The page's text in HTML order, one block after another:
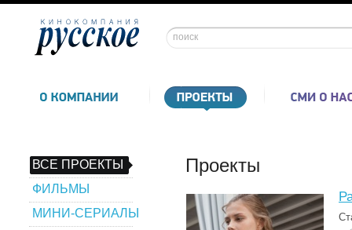
ВСЕ ПРОЕКТЫ
ФИЛЬМЫ
МИНИ-СЕРИАЛЫ
Проекты